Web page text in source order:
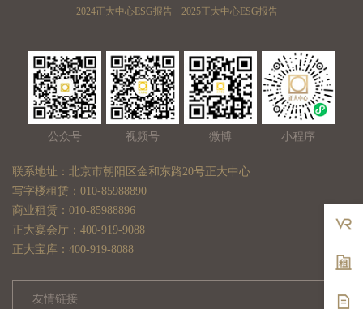
2024正大中心ESG报告
2025正大中心ESG报告
公众号 视频号 微博 小程序
联系地址：北京市朝阳区金和东路20号正大中心
写字楼租赁：010-85988890
商业租赁：010-85988896
正大宴会厅：400-919-9088
正大宝库：400-919-8088
友情链接